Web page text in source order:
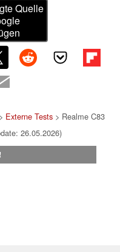
Quelle
Externe Tests> Realme C83
26.05.2026)